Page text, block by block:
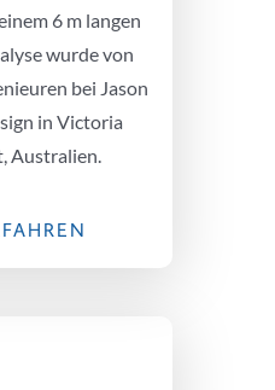
6 m langen
wurde von
bei Jason
in Victoria
Australien.